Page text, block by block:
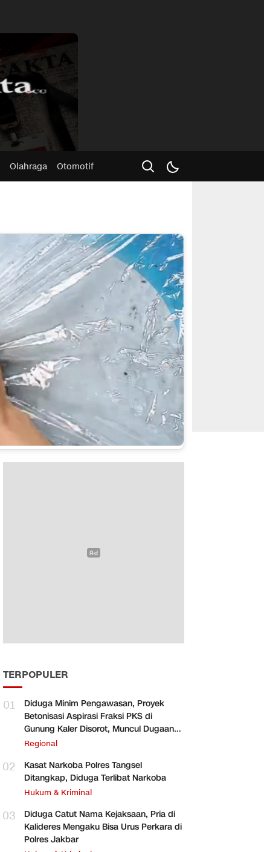
Olahraga Otomotif
TERPOPULER
01
Diduga Minim Pengawasan, Proyek
Betonisasi Aspirasi Fraksi PKS di
Gunung Kaler Disorot, Muncul Dugaan
Pengurangan Volume
Regional
02
Kasat Narkoba Polres Tangsel
Ditangkap, Diduga Terlibat Narkoba
Hukum & Kriminal
03
Diduga Catut Nama Kejaksaan, Pria di
Kalideres Mengaku Bisa Urus Perkara di
Polres Jakbar